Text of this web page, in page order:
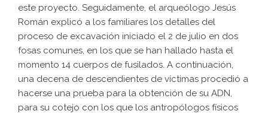
este proyecto. Seguidamente, el arqueólogo Jesús
Román explicó a los familiares los detalles del
proceso de excavación iniciado el 2 de julio en dos
fosas comunes, en los que se han hallado hasta el
momento 14 cuerpos de fusilados. A continuación,
una decena de descendientes de víctimas procedió a
hacerse una prueba para la obtención de su ADN,
para su cotejo con los que los antropólogos físicos